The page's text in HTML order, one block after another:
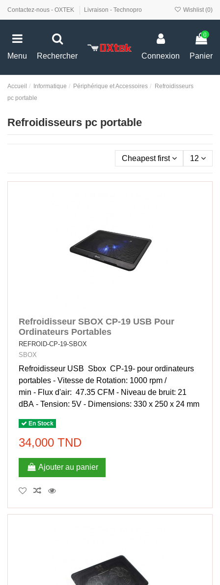
Contactez-nous - OXTEK Livraison - Technopro Wishlist (0)
Menu Rechercher Connexion
0
Panier
Accueil Informatique Périphérique et Accessoires
Refroidisseurs
pc portable
Refroidisseurs pc portable
Cheapest first 12
Refroidisseur SBOX CP-19 USB Pour
Ordinateurs Portables
REFROID-CP-19-SBOX
SBOX
Refroidisseur USB Sbox CP-19- pour ordinateurs
portables - Vitesse de Rotation: 1000 rpm /
min - Flux d'air: 47.35 CFM - Niveau de bruit: 21
dBA - Tension: 5V - Dimensions: 330 x 250 x 24 mm
En Stock
34,000 TND
Ajouter au panier